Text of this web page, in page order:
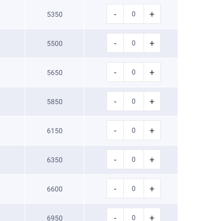
5350 - +
5500 - +
5650 - +
5850 - +
6150 - +
6350 - +
6600 - +
6950 - +